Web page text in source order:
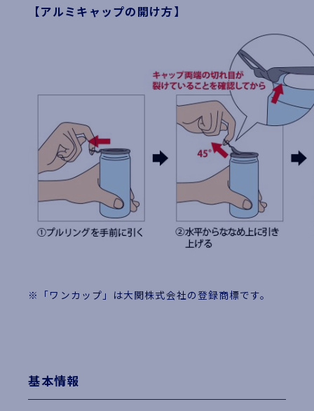
【アルミキャップの開け方】
※「ワンカップ」は大関株式会社の登録商標です。
基本情報